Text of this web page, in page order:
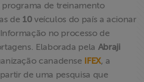
programa de treinamento
de 10veículos do país a acionar
no processo de
Elaborada pela Abraji
canadense IFEX, a
de uma pesquisa que